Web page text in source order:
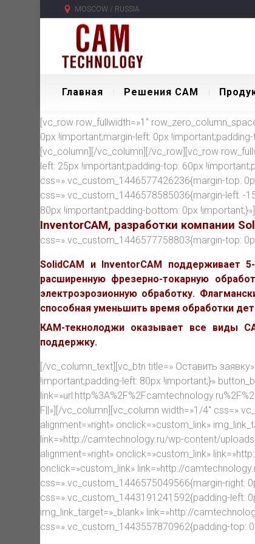
MOSCOW / RUSSIA
Главная Решения CAM
[vc_row row_fullwidth=»1″
0px !important;margin-left: 0px
[vc_column][/vc_column][/vc_row][vc_row
left: 25px !important;padding-top: 60px
css=».vc_custom_1446577426236{margin-top:
css=».vc_custom_1446578585036{margin-left: -
80px !important;padding-bottom: 0px !important;}»]
InventorCAM, разработки компании
css=».vc_custom_1446577758803{margin-top:
SolidCAM и InventorCAM поддерживает
расширенную фрезерно-токарную
электроэрозионную обработку.
способная уменьшить время обработки
КАМ-текнолоджи оказывает все виды
поддержку.
[/vc_column_text][vc_btn title=» Оставить
!important;padding-left: 80px !important;}»
F||»][/vc_column][vc_column width=»1/4″
alignment=»right» onclick=»custom_link»
link=»http://camtechnology.ru/wp-content/
alignment=»right» onclick=»custom_link»
onclick=»custom_link» link=»http://
css=».vc_custom_1446575049566{margin-right:
css=».vc_custom_1443191241592{padding-left:
img_link_target=»_blank» link=»http://
css=».vc_custom_1443557870962{padding-top: